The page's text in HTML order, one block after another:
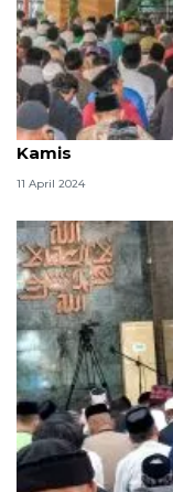
KBRI Bandar
Kamis
11 April 2024